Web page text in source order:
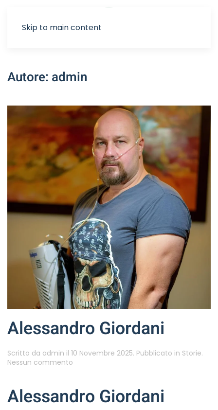
Skip to main content
Autore: admin
Alessandro Giordani
Scritto da admin il 10 Novembre 2025. Pubblicato in Storie.
Nessun commento
Alessandro Giordani